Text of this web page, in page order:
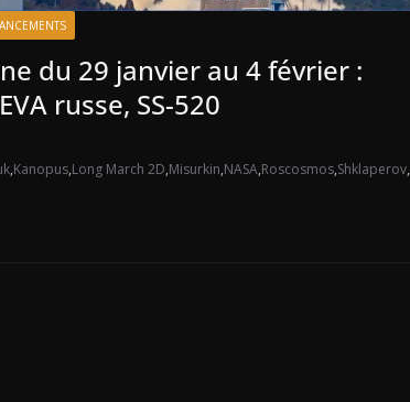
du 29 janvier au 4 février :
russe, SS-520
,Kanopus,Long March 2D,Misurkin,NASA,Roscosmos,Shklaperov,